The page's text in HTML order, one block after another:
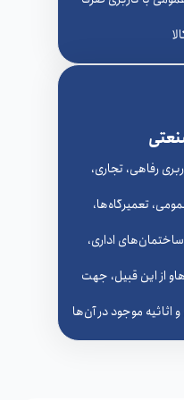
رفاهی، تجاری،
تعمیرگاه‌ها،
ساختمان‌های اداری،
از این قبیل، جهت
موجود در آن‌ها